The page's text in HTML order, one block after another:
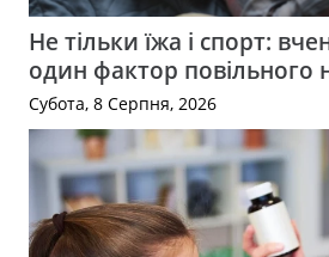
Не тільки їжа і спорт:
один фактор повільного
Субота, 8 Серпня, 2026